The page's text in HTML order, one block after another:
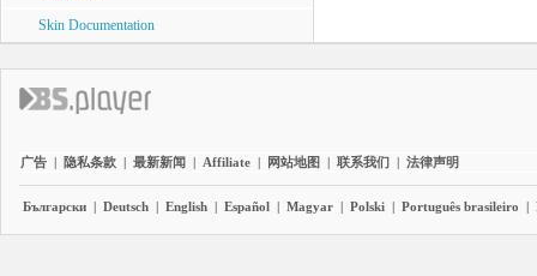
Skin Documentation
广告 | 隐私条款 | 最新新闻 | Affiliate | 网站地图 | 联系我们 | 法律声明
Български | Deutsch | English | Español | Magyar | Polski | Português brasileiro |